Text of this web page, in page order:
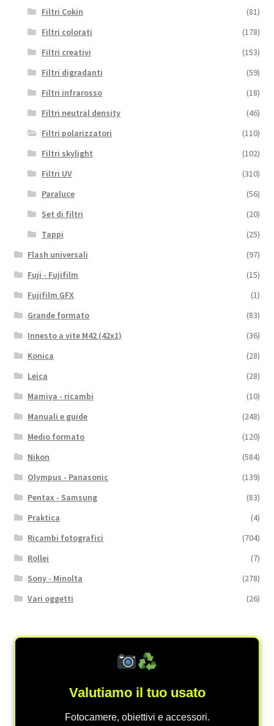
Filtri Cokin
(81)
Filtri colorati
(178)
Filtri creativi
(153)
Filtri digradanti
(59)
Filtri infrarosso
(18)
Filtri neutral density
(46)
Filtri polarizzatori
(110)
Filtri skylight
(102)
Filtri UV
(310)
Paraluce
(56)
Set di filtri
(20)
Tappi
(25)
Flash universali
(97)
Fuji - Fujifilm
(15)
Fujifilm GFX
(1)
Grande formato
(83)
Innesto a vite M42 (42x1)
(36)
Konica
(28)
Leica
(28)
Mamiya - ricambi
(10)
Manuali e guide
(248)
Medio formato
(120)
Nikon
(584)
Olympus - Panasonic
(139)
Pentax - Samsung
(83)
Praktica
(4)
Ricambi fotografici
(704)
Rollei
(7)
Sony - Minolta
(278)
Vari oggetti
(26)
Valutiamo il tuo usato
Fotocamere, obiettivi e accessori.